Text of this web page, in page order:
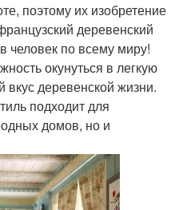
поэтому их изобретение
деревенский
по всему миру!
окунуться в легкую
вкус деревенской жизни.
подходит для
домов, но и